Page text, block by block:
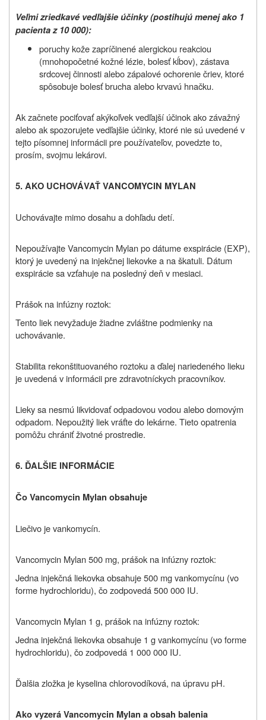
Veľmi zriedkavé vedľajšie účinky (postihujú menej ako 1
pacienta z 10 000):
poruchy kože zapríčinené alergickou reakciou
(mnohopočetné kožné lézie, bolesť kĺbov), zástava
srdcovej činnosti alebo zápalové ochorenie čriev, ktoré
spôsobuje bolesť brucha alebo krvavú hnačku.
Ak začnete pociťovať akýkoľvek vedľajší účinok ako závažný
alebo ak spozorujete vedľajšie účinky, ktoré nie sú uvedené v
tejto písomnej informácii pre používateľov, povedzte to,
prosím, svojmu lekárovi.
5. AKO UCHOVÁVAŤ VANCOMYCIN MYLAN
Uchovávajte mimo dosahu a dohľadu detí.
Nepoužívajte Vancomycin Mylan po dátume exspirácie (EXP),
ktorý je uvedený na injekčnej liekovke a na škatuli. Dátum
exspirácie sa vzťahuje na posledný deň v mesiaci.
Prášok na infúzny roztok:
Tento liek nevyžaduje žiadne zvláštne podmienky na
uchovávanie.
Stabilita rekonštituovaného roztoku a ďalej nariedeného lieku
je uvedená v informácii pre zdravotníckych pracovníkov.
Lieky sa nesmú likvidovať odpadovou vodou alebo domovým
odpadom. Nepoužitý liek vráťte do lekárne. Tieto opatrenia
pomôžu chrániť životné prostredie.
6. ĎALŠIE INFORMÁCIE
Čo Vancomycin Mylan obsahuje
Liečivo je vankomycín.
Vancomycin Mylan 500 mg, prášok na infúzny roztok:
Jedna injekčná liekovka obsahuje 500 mg vankomycínu (vo
forme hydrochloridu), čo zodpovedá 500 000 IU.
Vancomycin Mylan 1 g, prášok na infúzny roztok:
Jedna injekčná liekovka obsahuje 1 g vankomycínu (vo forme
hydrochloridu), čo zodpovedá 1 000 000 IU.
Ďalšia zložka je kyselina chlorovodíková, na úpravu pH.
Ako vyzerá Vancomycin Mylan a obsah balenia